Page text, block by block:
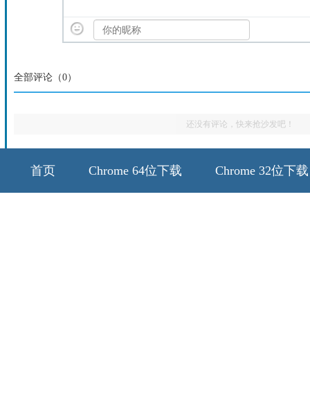
全部评论（0）
还没有评论，快来抢沙发吧！
首页 Chrome 64位下载 Chrome 32位下载